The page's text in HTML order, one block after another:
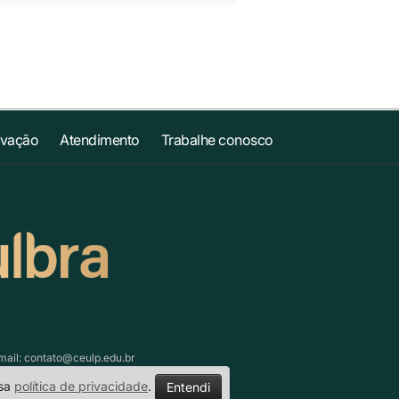
Atendimento Trabalhe conosco
contato@ceulp.edu.br
política de privacidade. Entendi